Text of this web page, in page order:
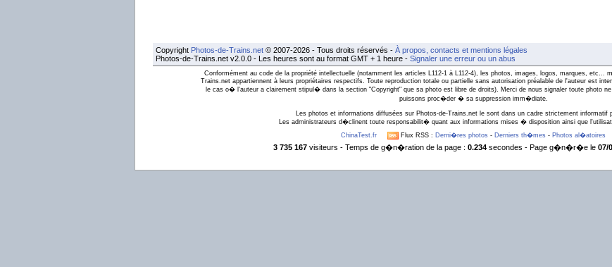
Copyright Photos-de-Trains.net © 2007-2026 - Tous droits réservés - À propos, contacts et mentions légales
Photos-de-Trains.net v2.0.0 - Les heures sont au format GMT + 1 heure - Signaler une erreur ou un abus
Conformément au code de la propriété intellectuelle (notamment les articles L112-1 à L112-4), les photos, images, logos, marques, etc...
Trains.net appartiennent à leurs propriétaires respectifs. Toute reproduction totale ou partielle sans autorisation préalable de l'auteur est
le cas o� l'auteur a clairement stipul� dans la section "Copyright" que sa photo est libre de droits). Merci de nous signaler toute photo
puissons proc�der � sa suppression imm�diate.
Les photos et informations diffusées sur Photos-de-Trains.net le sont dans un cadre strictement informatif
Les administrateurs d�clinent toute responsabilit� quant aux informations mises � disposition ainsi que
ChinaTest.fr
Flux RSS : Derni�res photos - Derniers th�mes - Photos al�atoires
3 735 167visiteurs - Temps de g�n�ration de la page : 0.234secondes - Page g�n�r�e le 07/